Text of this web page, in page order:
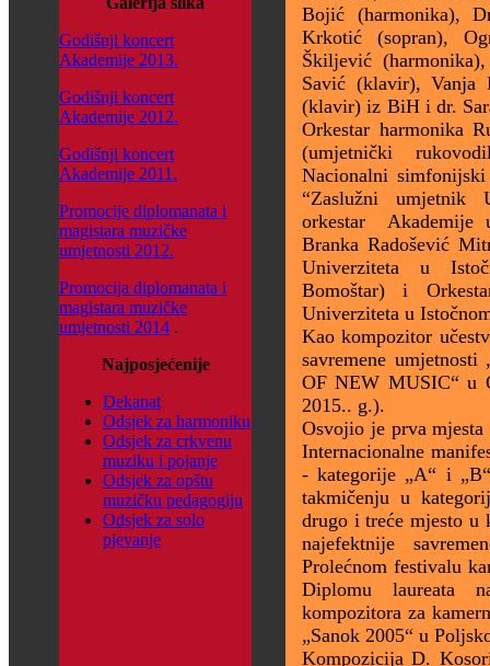
Godišnji koncert
Akademije 2013.
Godišnji koncert
Akademije 2012.
Godišnji koncert
Akademije 2011.
Promocije diplomanata i
magistara muzičke
umjetnosti 2012.
Promocija diplomanata i
magistara muzičke
umjetnosti 2014 .
Najposjećenije
Dekanat
Odsjek za harmoniku
Odsjek za crkvenu
muziku i pojanje
Odsjek za opštu
muzičku pedagogiju
Odsjek za solo
pjevanje
Bojić (harmonika),
Krkotić (sopran),
Škiljević
Savić (klavir), Vanja
(klavir) iz BiH i dr.
Orkestar harmonika
(umjetnički
Nacionalni
“Zaslužni umjetnik
orkestar Akademije
Branka Radošević
Univerziteta u
Bomoštar) i
Univerziteta u
Kao kompozitor
savremene
OF NEW MUSIC“ u
2015.. g.).
Osvojio je prva
Internacionalne
- kategorije „A“ i
takmičenju u
drugo i treće mjesto u
najefektnije
Prolećnom festivalu
Diplomu laureata
kompozitora za
„Sanok 2005“ u
Kompozicija D.